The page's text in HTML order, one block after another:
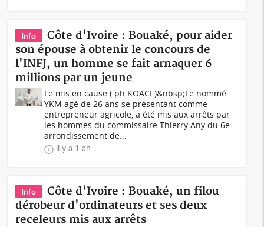
Info
Côte d'Ivoire : Bouaké, pour aider
son épouse à obtenir le concours de
l'INFJ, un homme se fait arnaquer 6
millions par un jeune
Le mis en cause (.ph KOACI.)&nbsp;Le nommé
YKM agé de 26 ans se présentant comme
entrepreneur agricole, a été mis aux arrêts par
les hommes du commissaire Thierry Any du 6e
arrondissement de...
il y a 1 an
Info
Côte d'Ivoire : Bouaké, un filou
dérobeur d'ordinateurs et ses deux
receleurs mis aux arrêts